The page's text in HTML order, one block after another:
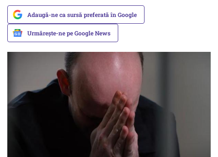
Adaugă-ne ca sursă preferată în Google
Urmărește-ne pe Google News